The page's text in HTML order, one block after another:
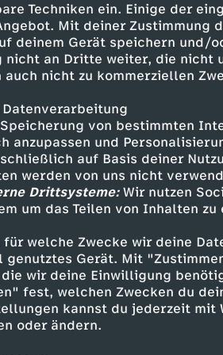
Techniken ein. Einige der
Mit deiner Zustimmung
deinem Gerät speichern und/
nicht an Dritte weiter, die nicht
nicht zu kommerziellen
von bestimmten
anzupassen und
auf Basis deiner
werden von uns nicht
Drittsysteme:Wir nutzen
um das Teilen von Inhalten zu
für welche Zwecke wir deine
Gerät. Mit
wir deine Einwilligung
fest, welchen Zwecken du
kannst du jederzeit
oder ändern.
versklavt, ermordet
seit dem 16.
aus erkundet und
Amerikas ist daher
verschiedenen
sogar von 17 Millionen
sind vielfältig. Sie jagen
Häusern, Höhlen oder
kennen, heißen oft
der zweiten Besiedlung des
sind nur noch etwas
Herkunft.Wie es
an den Indigenen
Video.Quellen:Hanns
Paul Adams, Die USA
Indian Treaties,
entdecken
Explainer informativ
Geschichte